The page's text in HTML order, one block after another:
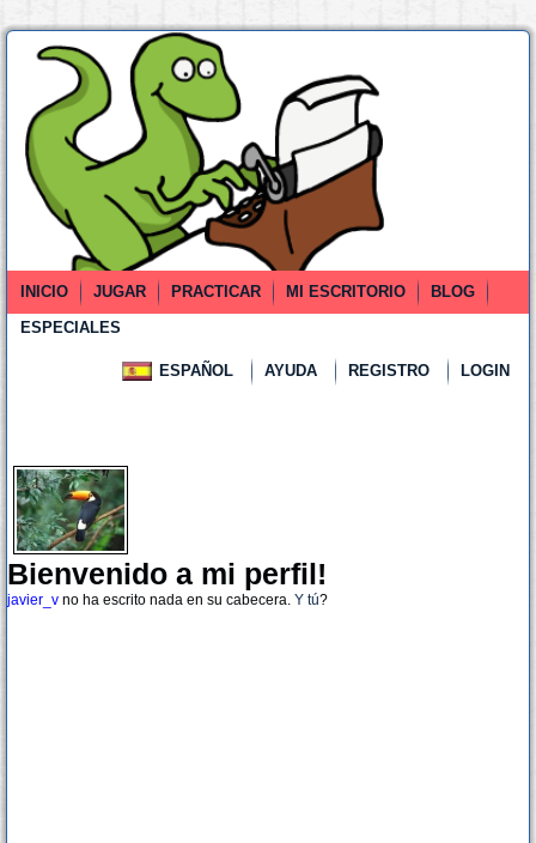
INICIO JUGAR PRACTICAR MI ESCRITORIO
BLOG
ESPECIALES
ESPAÑOL AYUDA REGISTRO LOGIN
Bienvenido a mi perfil!
javier_v no ha escrito nada en su cabecera. Y tú?